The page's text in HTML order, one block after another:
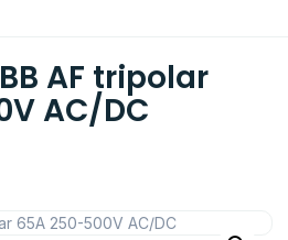
AF tripolar
AC/DC